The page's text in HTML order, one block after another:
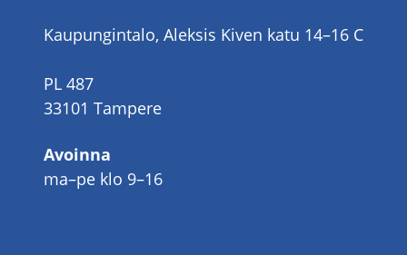
Kaupungintalo, Aleksis Kiven katu 14–16 C
PL 487
33101 Tampere
Avoinna
ma–pe klo 9–16